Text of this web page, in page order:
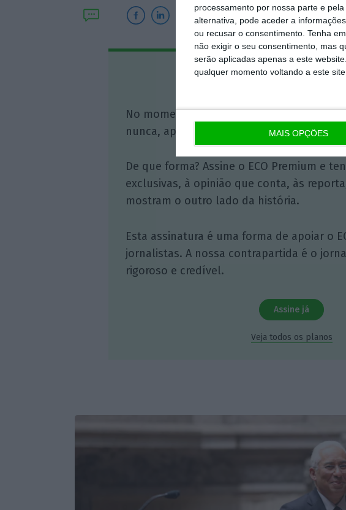
processamento por nossa parte e
alternativa, pode aceder a
ou recusar o consentimento. Tenha
não exigir o seu consentimento, mas
serão aplicadas apenas a este
qualquer momento voltando a este
MAIS OPÇÕES
Assine o ECO
No momento em que a informação é
nunca, apoie o jornalismo independente e
De que forma? Assine o ECO Premium e
exclusivas, à opinião que conta, às
mostram o outro lado da história.
Esta assinatura é uma forma de apoiar o
jornalistas. A nossa contrapartida é o
rigoroso e credível.
Assine já
Veja todos os planos